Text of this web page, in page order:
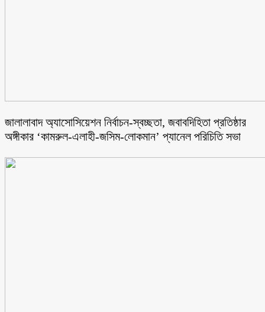
জালালাবাদ অ্যাসোসিয়েশন নির্বাচন-স্বচ্ছতা, জবাবদিহিতা প্রতিষ্ঠার
অঙ্গীকার ‘কামরুল-এলাহী-জসিম-লোকমান’ প্যানেল পরিচিতি সভা